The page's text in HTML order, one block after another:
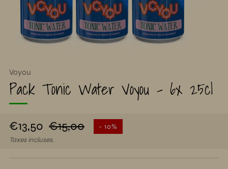
Voyou
Pack Tonic Water Voyou - 6x 25cl
Prix
régulier
€13,50 Prix
réduit
€15,00
- 10%
Taxes incluses.